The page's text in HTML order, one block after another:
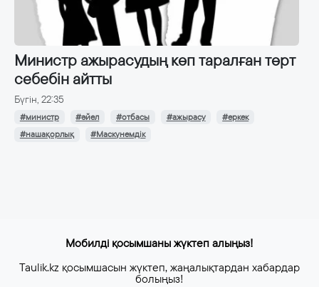
Министр ажырасудың көп таралған төрт
себебін айтты
Бүгін, 22:35
#министр #әйел #отбасы #ажырасу
#еркек
#нашақорлық
#Маскүнемдік
Мобилді қосымшаны жүктеп алыңыз!
Taulik.kz қосымшасын жүктеп, жаңалықтардан хабардар
болыңыз!